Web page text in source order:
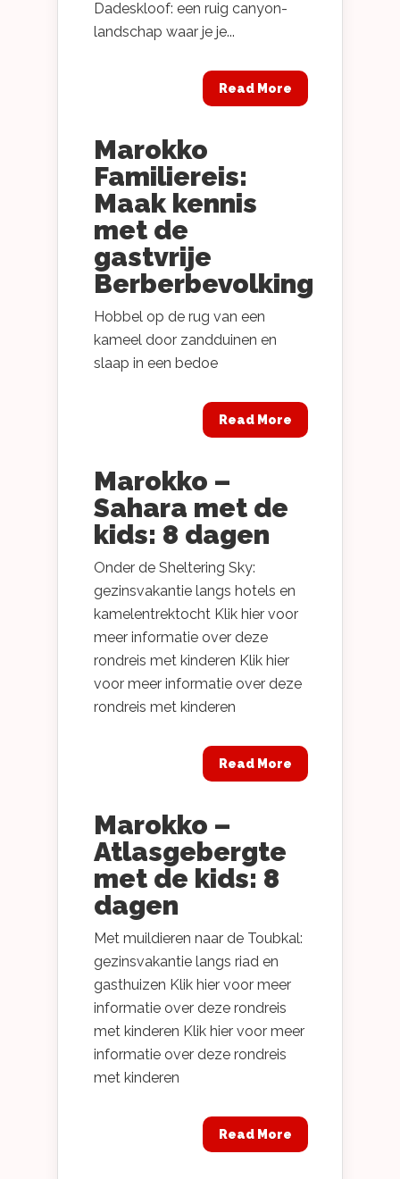
Dadeskloof: een ruig canyon-
landschap waar je je...
Read More
Marokko
Familiereis:
Maak kennis
met de
gastvrije
Berberbevolking
Hobbel op de rug van een
kameel door zandduinen en
slaap in een bedoe
Read More
Marokko –
Sahara met de
kids: 8 dagen
Onder de Sheltering Sky:
gezinsvakantie langs hotels en
kamelentrektocht Klik hier voor
meer informatie over deze
rondreis met kinderen Klik hier
voor meer informatie over deze
rondreis met kinderen
Read More
Marokko –
Atlasgebergte
met de kids: 8
dagen
Met muildieren naar de Toubkal:
gezinsvakantie langs riad en
gasthuizen Klik hier voor meer
informatie over deze rondreis
met kinderen Klik hier voor meer
informatie over deze rondreis
met kinderen
Read More